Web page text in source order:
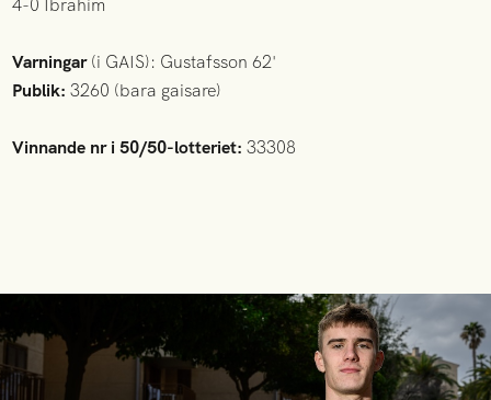
4-0 Ibrahim
Varningar(i GAIS): Gustafsson 62'
Publik:3260 (bara gaisare)
Vinnande nr i 50/50-lotteriet: 33308